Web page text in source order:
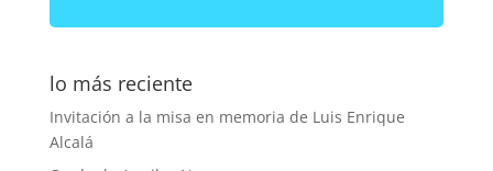
lo más reciente
Invitación a la misa en memoria de Luis Enrique
Alcalá